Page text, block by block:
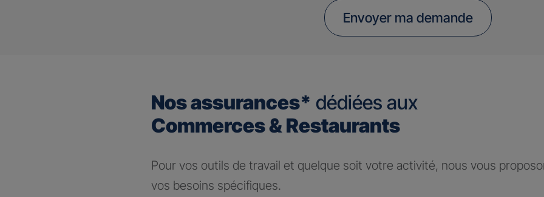
Envoyer ma demande
Nos assurances* dédiées aux
Commerces & Restaurants
Pour vos outils de travail et quelque soit votre activité, nous vous
vos besoins spécifiques.